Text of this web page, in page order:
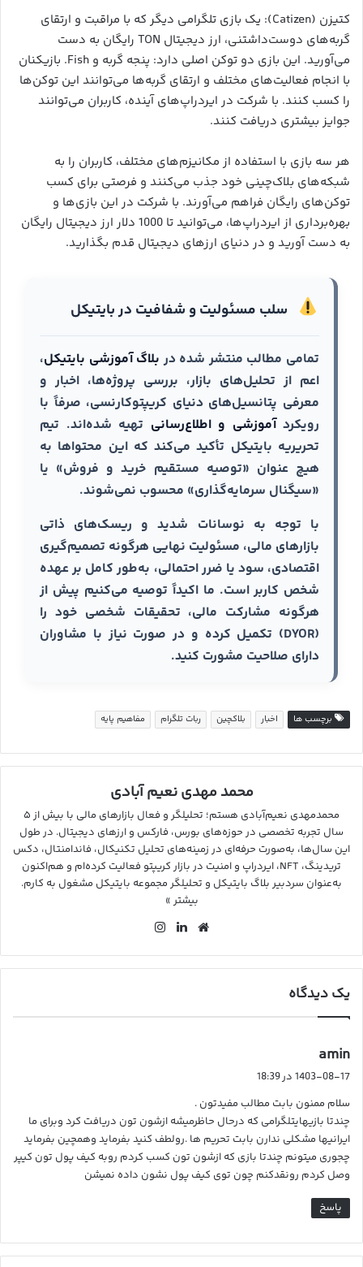
کتیزن (Catizen): یک بازی تلگرامی دیگر که با مراقبت و ارتقای
گربه‌های دوست‌داشتنی، ارز دیجیتال TON رایگان به دست
می‌آورید. این بازی دو توکن اصلی دارد: پنجه گربه و Fish. بازیکنان
با انجام فعالیت‌های مختلف و ارتقای گربه‌ها می‌توانند این توکن‌ها
را کسب کنند. با شرکت در ایردراپ‌های آینده، کاربران می‌توانند
جوایز بیشتری دریافت کنند.
هر سه بازی با استفاده از مکانیزم‌های مختلف، کاربران را به
شبکه‌های بلاک‌چینی خود جذب می‌کنند و فرصتی برای کسب
توکن‌های رایگان فراهم می‌آورند. با شرکت در این بازی‌ها و
بهره‌برداری از ایردراپ‌ها، می‌توانید تا 1000 دلار ارز دیجیتال رایگان
به دست آورید و در دنیای ارزهای دیجیتال قدم بگذارید.
سلب مسئولیت و شفافیت در بایتیکل
تمامی مطالب منتشر شده در بلاگ آموزشی بایتیکل،
اعم از تحلیل‌های بازار، بررسی پروژه‌ها، اخبار و
معرفی پتانسیل‌های دنیای کریپتوکارنسی، صرفاً با
رویکردآموزشی و اطلاع‌رسانی تهیه شده‌اند. تیم
تحریریه بایتیکل تأکید می‌کند که این محتواها به
هیچ عنوان «توصیه مستقیم خرید و فروش» یا
«سیگنال سرمایه‌گذاری» محسوب نمی‌شوند.
با توجه به نوسانات شدید و ریسک‌های ذاتی
بازارهای مالی، مسئولیت نهایی هرگونه تصمیم‌گیری
اقتصادی، سود یا ضرر احتمالی، به‌طور کامل بر عهده
شخص کاربر است. ما اکیداً توصیه می‌کنیم پیش از
هرگونه مشارکت مالی، تحقیقات شخصی خود را
(DYOR) تکمیل کرده و در صورت نیاز با مشاوران
دارای صلاحیت مشورت کنید.
برچسب ها اخبار بلاکچین ربات تلگرام مفاهیم پایه
محمد مهدی نعیم آبادی
محمدمهدی نعیم‌آبادی هستم؛ تحلیلگر و فعال بازارهای مالی با بیش از ۵
سال تجربه تخصصی در حوزه‌های بورس، فارکس و ارزهای دیجیتال. در طول
این سال‌ها، به‌صورت حرفه‌ای در زمینه‌های تحلیل تکنیکال، فاندامنتال، دکس
تریدینگ، NFT، ایردراپ و امنیت در بازار کریپتو فعالیت کرده‌ام و هم‌اکنون
به‌عنوان سردبیر بلاگ بایتیکل و تحلیلگر مجموعه بایتیکل مشغول به کارم.
بیشتر »
وب
ت
لین
ین گرا
یک دیدگاه
amin
ف
:
1403-08-17 در 18:39
سلام ممنون بابت مطالب مفیدتون .
چندتا بازیهایتلگرامی که درحال حاظرمیشه ازشون تون دریافت کرد وبرای ما
ایرانیها مشکلی ندارن بابت تحریم ها .رولطف کنید بفرماید وهمچین بفرماید
چجوری میتونم چندتا بازی که ازشون تون کسب کردم روبه کیف پول تون کیپر
وصل کردم رونقدکنم چون توی کیف پول نشون داده نمیشن
پاسخ